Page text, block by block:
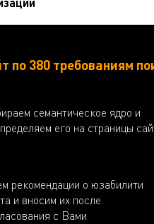
по 380 требованиям
семантическое ядро и
его на страницы
рекомендации о юзабилити
и вносим их после
с Вами.